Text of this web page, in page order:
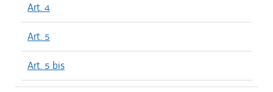
Art. 4
Art. 5
Art. 5 bis